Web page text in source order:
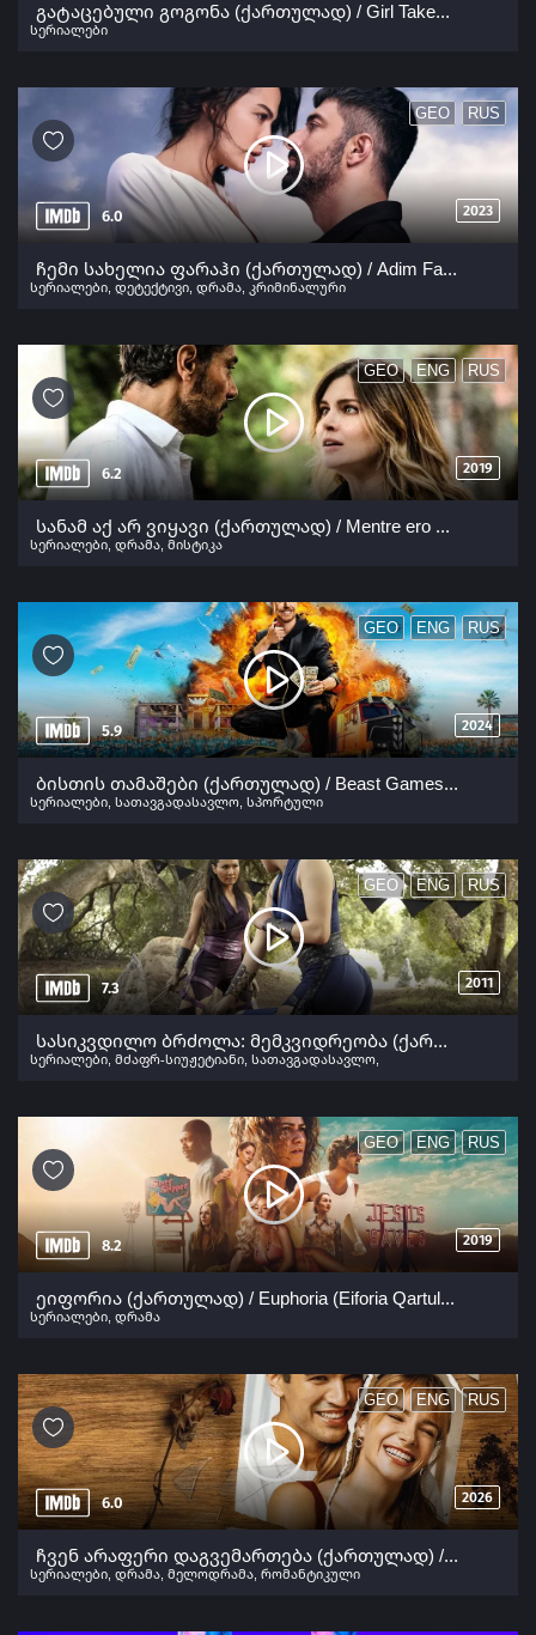
გატაცებული გოგონა (ქართულად) / Girl Taken (Gatacebuli Gogona Qartulad) ქართულად 2026
სერიალები
6.0 2023
GEO RUS
ჩემი სახელია ფარაჰი (ქართულად) / Adim Farah (Chemi Saxelia Farahi Qartulad) ქართულად 2023
სერიალები დეტექტივი დრამა კრიმინალური
6.2 2019
GEO ENG RUS
სანამ აქ არ ვიყავი (ქართულად) / Mentre ero via (Sanam Aq Ar Viyavi Qartulad) ქართულად 2019
სერიალები, დრამა მისტიკა
5.9 2024
GEO ENG RUS
ბისთის თამაშები (ქართულად) / Beast Games (Bistis Tamashebi Qartulad) ქართულად 2024
სერიალები სათავგადასავლო სპორტული
7.3 2011
GEO ENG RUS
სასიკვდილო ბრძოლა: მემკვიდრეობა (ქართულად) / Mortal Kombat: Legacy (Sasikvdilo Brdzola: Nenkvidreoba Qartulad) ქართულად 2011
სერიალები მძაფრ-სიუჟეტიანი სათავგადასავლო
ფანტასტიკა
8.2 2019
GEO ENG RUS
ეიფორია (ქართულად) / Euphoria (Eiforia Qartulad) ქართულად 2019
სერიალები დრამა
6.0 2026
GEO ENG RUS
ჩვენ არაფერი დაგვემართება (ქართულად) / Bize Bi'Sey Olmaz (Chven Araferi Dagvemarteba Qartulad) ქართულად 2026
სერიალები დრამა მელოდრამა რომანტიკული